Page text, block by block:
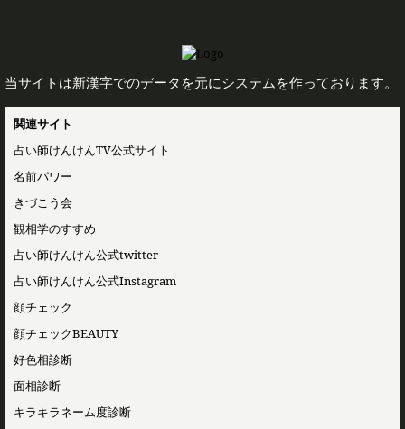
当サイトは新漢字でのデータを元にシステムを作っております。
関連サイト
占い師けんけんTV公式サイト
名前パワー
きづこう会
観相学のすすめ
占い師けんけん公式twitter
占い師けんけん公式Instagram
顔チェック
顔チェックBEAUTY
好色相診断
面相診断
キラキラネーム度診断